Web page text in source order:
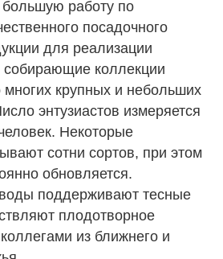
работу по
посадочного
для реализации
коллекции
многих крупных и небольших
энтузиастов измеряется
Некоторые
сотни сортов, при этом
обновляется.
поддерживают тесные
плодотворное
из ближнего и